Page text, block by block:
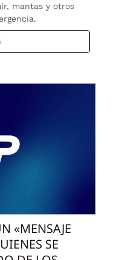
mantas y otros
«MENSAJE
SE